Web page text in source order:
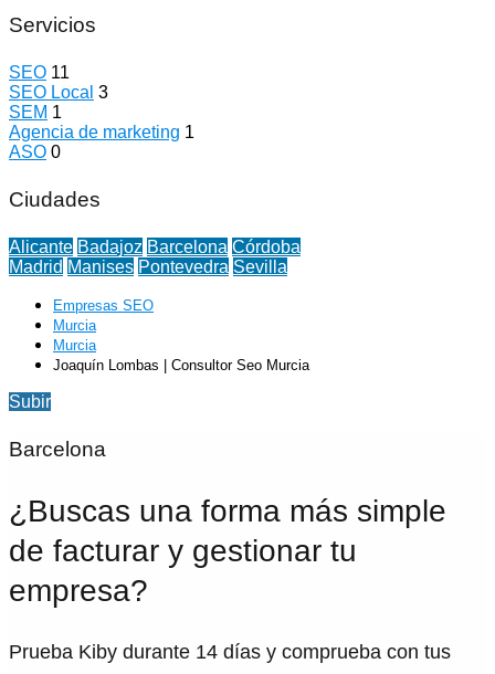
Servicios
SEO 11
SEO Local 3
SEM 1
Agencia de marketing 1
ASO 0
Ciudades
Alicante Badajoz Barcelona Córdoba
Madrid Manises Pontevedra Sevilla
Empresas SEO
Murcia
Murcia
Joaquín Lombas | Consultor Seo Murcia
Subir
Barcelona
¿Buscas una forma más simple
de facturar y gestionar tu
empresa?
Prueba Kiby durante 14 días y comprueba con tus